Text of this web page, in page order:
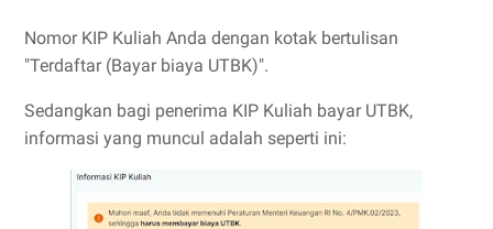
Nomor KIP Kuliah Anda dengan kotak bertulisan
"Terdaftar (Bayar biaya UTBK)".
Sedangkan bagi penerima KIP Kuliah bayar UTBK,
informasi yang muncul adalah seperti ini: